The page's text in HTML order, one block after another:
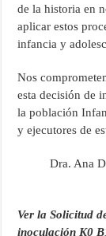
de la historia en
aplicar estos
infancia y
Nos
esta decisión de
la población
y ejecutores de
Dra. Ana
Ver la Solicitud
inoculación K0